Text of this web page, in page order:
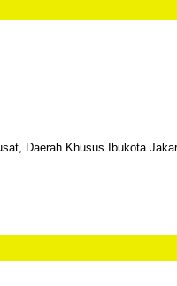
Daerah Khusus Ibukota